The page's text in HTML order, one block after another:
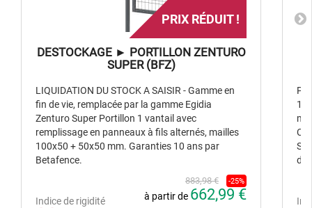
PRIX RÉDUIT !
DESTOCKAGE ► PORTILLON ZENTURO
SUPER (BFZ)
LIQUIDATION DU STOCK A SAISIR - Gamme en
fin de vie, remplacée par la gamme Egidia
Zenturo Super Portillon 1 vantail avec
remplissage en panneaux à fils alternés, mailles
100x50 + 50x50 mm. Garanties 10 ans par
Betafence.
Indice de rigidité à partir de 662,99 €
883,98 € -25%